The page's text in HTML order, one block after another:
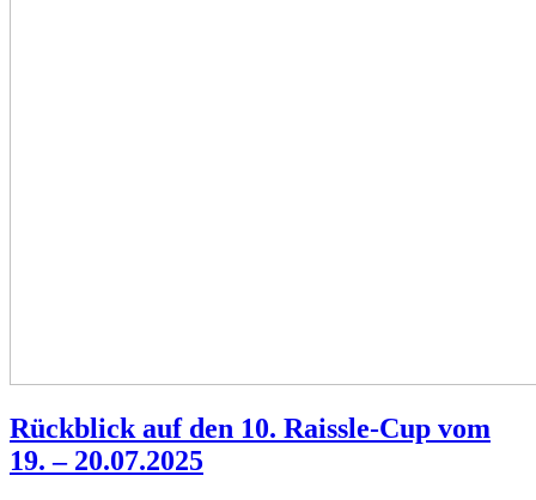
Rückblick auf den 10. Raissle-Cup vom
19. – 20.07.2025